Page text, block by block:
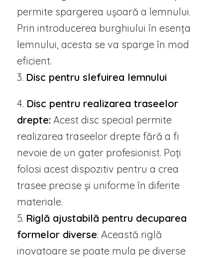
permite spargerea ușoară a lemnului.
Prin introducerea burghiului în esența
lemnului, acesta se va sparge în mod
eficient.
3. Disc pentru slefuirea lemnului
4. Disc pentru realizarea traseelor
drepte: Acest disc special permite
realizarea traseelor drepte fără a fi
nevoie de un gater profesionist. Poți
folosi acest dispozitiv pentru a crea
trasee precise și uniforme în diferite
materiale.
5. Riglă ajustabilă pentru decuparea
formelor diverse: Această riglă
inovatoare se poate mula pe diverse